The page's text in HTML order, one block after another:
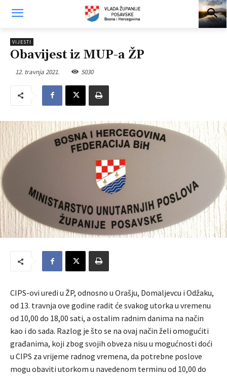
VIJESTI
Obavijest iz MUP-a ŽP
12. travnja 2021. 5030
CIPS-ovi uredi u ŽP, odnosno u Orašju, Domaljevcu i Odžaku,
od 13. travnja ove godine radit će svakog utorka u vremenu
od 10,00 do 18,00 sati, a ostalim radnim danima na način
kao i do sada. Razlog je što se na ovaj način želi omogućiti
građanima, koji zbog svojih obveza nisu u mogućnosti doći
u CIPS za vrijeme radnog vremena, da potrebne poslove
mogu obaviti utorkom u navedenom terminu od 10,00 do